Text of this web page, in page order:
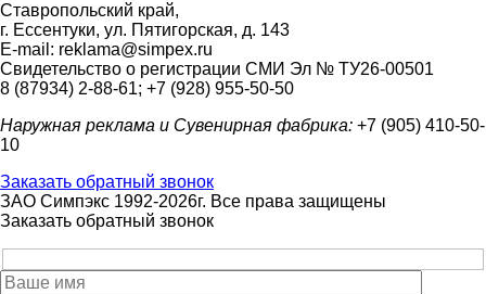
Ставропольский край,
г. Ессентуки, ул. Пятигорская, д. 143
E-mail: reklama@simpex.ru
Свидетельство о регистрации СМИ Эл № ТУ26-00501
8 (87934) 2-88-61; +7 (928) 955-50-50
Наружная реклама и Сувенирная фабрика: +7 (905) 410-50-
10
Заказать обратный звонок
ЗАО Симпэкс 1992-2026г. Все права защищены
Заказать обратный звонок